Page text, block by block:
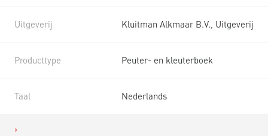
Uitgeverij Kluitman Alkmaar B.V., Uitgeverij
Producttype Peuter- en kleuterboek
Taal Nederlands